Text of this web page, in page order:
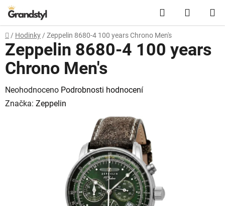
Přejít na obsah Hledat
Domů
/ Hodinky / Zeppelin 8680-4 100 years Chrono Men's
Zeppelin 8680-4 100 years
Chrono Men's
Průměrné hodnocení produktu je 0,0 z 5 hvězdiček.
Neohodnoceno Podrobnosti hodnocení
Značka: Zeppelin